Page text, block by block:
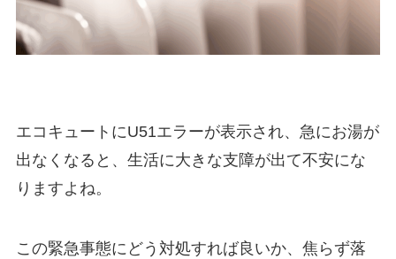
エコキュートにU51エラーが表示され、急にお湯が
出なくなると、生活に大きな支障が出て不安にな
りますよね。
この緊急事態にどう対処すれば良いか、焦らず落